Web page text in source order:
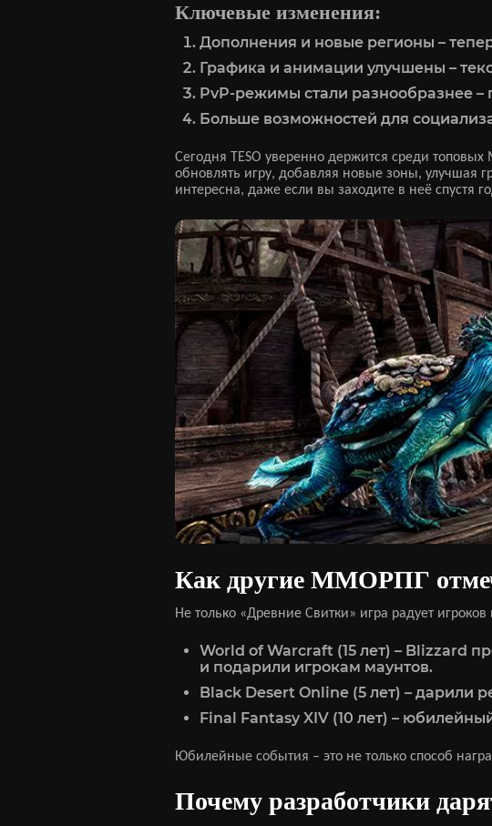
Ключевые изменения:
Дополнения и новые регионы –
Графика и анимации улучшены –
PvP-режимы стали разнообразнее
Больше возможностей для
Сегодня TESO уверенно держится среди
обновлять игру, добавляя новые зоны, улучшая
интересна, даже если вы заходите в неё спустя
Как другие ММОРПГ
Не только «Древние Свитки» игра радует
World of Warcraft (15 лет) – Blizzard
и подарили игрокам маунтов.
Black Desert Online (5 лет) – дарили
Final Fantasy XIV (10 лет) –
Юбилейные события – это не только способ
Почему разработчики